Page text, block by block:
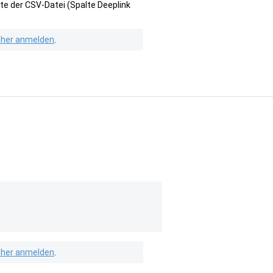
der CSV-Datei (Spalte Deeplink
anmelden
anmelden